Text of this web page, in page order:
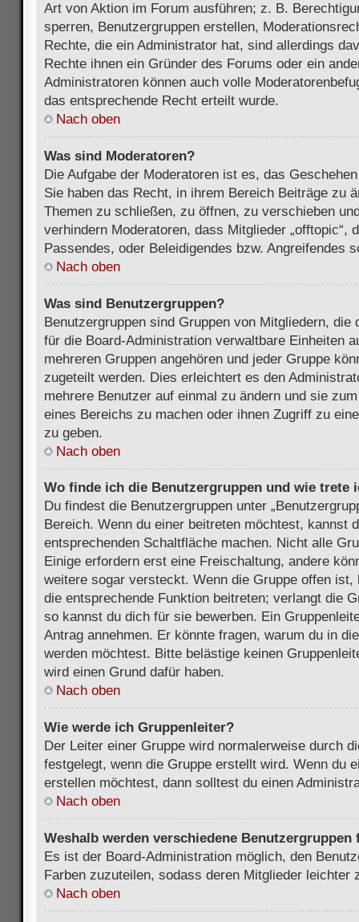
Art von Aktion im Forum ausführen; z. B.
sperren, Benutzergruppen erstellen,
Rechte, die ein Administrator hat, sind allerdings
Rechte ihnen ein Gründer des Forums oder ein
Administratoren können auch volle
das entsprechende Recht erteilt wurde.
Nach oben
Was sind Moderatoren?
Die Aufgabe der Moderatoren ist es, das
Sie haben das Recht, in ihrem Bereich Beiträge zu
Themen zu schließen, zu öffnen, zu verschieben
verhindern Moderatoren, dass Mitglieder „offtopic“,
Passendes, oder Beleidigendes bzw. Angreifendes
Nach oben
Was sind Benutzergruppen?
Benutzergruppen sind Gruppen von Mitgliedern, die
für die Board-Administration verwaltbare Einheiten
mehreren Gruppen angehören und jeder Gruppe
zugeteilt werden. Dies erleichtert es den
mehrere Benutzer auf einmal zu ändern und sie
eines Bereichs zu machen oder ihnen Zugriff zu
zu geben.
Nach oben
Wo finde ich die Benutzergruppen und wie trete
Du findest die Benutzergruppen unter
Bereich. Wenn du einer beitreten möchtest, kannst
entsprechenden Schaltfläche machen. Nicht alle
Einige erfordern erst eine Freischaltung, andere
weitere sogar versteckt. Wenn die Gruppe offen
die entsprechende Funktion beitreten; verlangt die
so kannst du dich für sie bewerben. Ein
Antrag annehmen. Er könnte fragen, warum du in
werden möchtest. Bitte belästige keinen
wird einen Grund dafür haben.
Nach oben
Wie werde ich Gruppenleiter?
Der Leiter einer Gruppe wird normalerweise durch
festgelegt, wenn die Gruppe erstellt wird. Wenn du
erstellen möchtest, dann solltest du einen
Nach oben
Weshalb werden verschiedene
Es ist der Board-Administration möglich, den
Farben zuzuteilen, sodass deren Mitglieder leichter
Nach oben